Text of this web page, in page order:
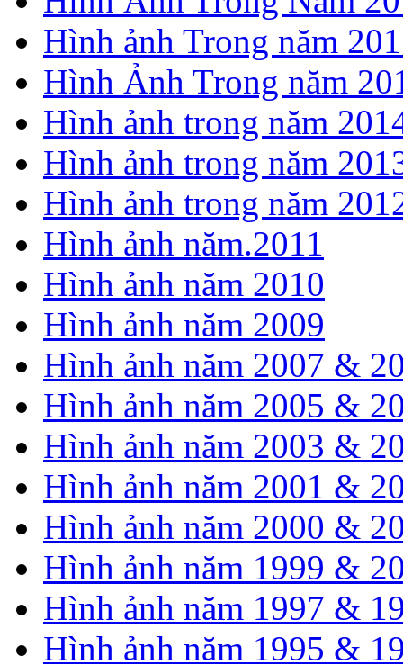
Hình ảnh Trong năm
Hình Ảnh Trong năm
Hình ảnh trong năm
Hình ảnh trong năm
Hình ảnh trong năm
Hình ảnh năm.2011
Hình ảnh năm 2010
Hình ảnh năm 2009
Hình ảnh năm 2007 &
Hình ảnh năm 2005 &
Hình ảnh năm 2003 &
Hình ảnh năm 2001 &
Hình ảnh năm 2000 &
Hình ảnh năm 1999 &
Hình ảnh năm 1997 &
Hình ảnh năm 1995 &